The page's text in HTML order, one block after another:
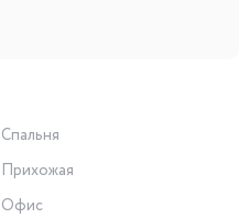
Спальня
Прихожая
Офис